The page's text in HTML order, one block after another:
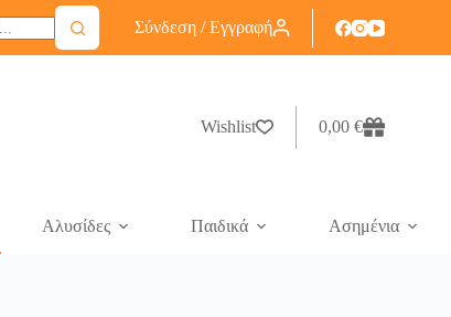
Σύνδεση / Εγγραφή
Wishlist 0,00 €
Αλυσίδες Παιδικά Ασημένια